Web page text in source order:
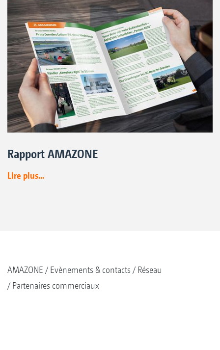
Rapport AMAZONE
Lire plus...
AMAZONE Evènements & contacts
Réseau
Partenaires commerciaux